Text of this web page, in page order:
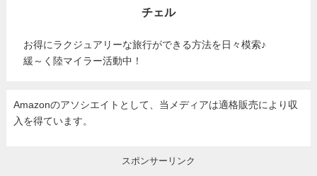
チェル
お得にラクジュアリーな旅行ができる方法を日々模索♪
緩～く陸マイラー活動中！
Amazonのアソシエイトとして、当メディアは適格販売により収
入を得ています。
スポンサーリンク